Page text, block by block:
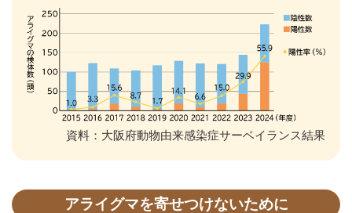
資料：大阪府動物由来感染症サーベイランス結果
アライグマを寄せつけないために